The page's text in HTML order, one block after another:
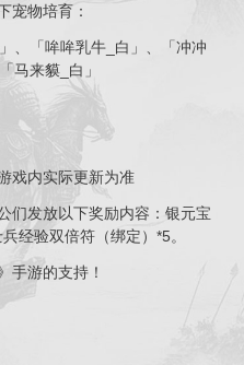
宠物培育：
、「哞哞乳牛_白」、「冲冲
马来貘_白」
戏内实际更新为准
们发放以下奖励内容：银元宝
经验双倍符（绑定）*5。
手游的支持！